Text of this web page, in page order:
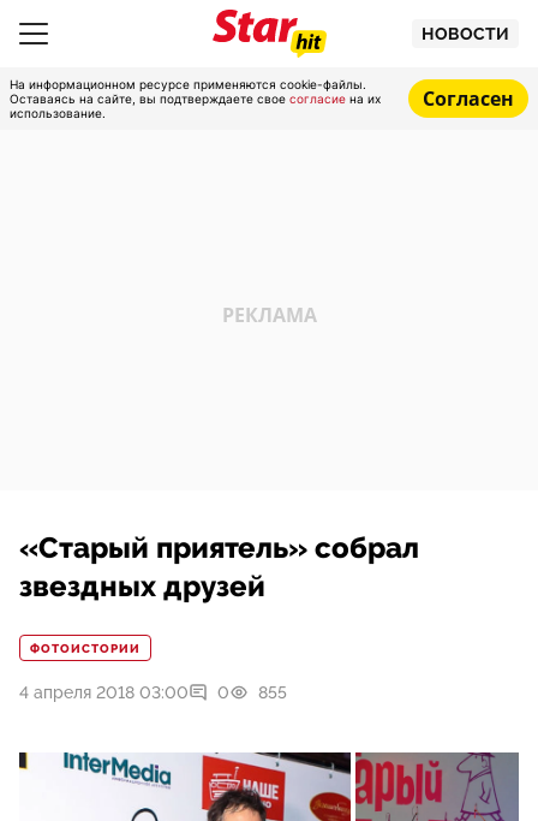
НОВОСТИ
На информационном ресурсе применяются cookie-файлы.
Оставаясь на сайте, вы подтверждаете свое согласие на их
использование.
Согласен
«Старый приятель» собрал
звездных друзей
ФОТОИСТОРИИ
4 апреля 2018 03:00 0 855